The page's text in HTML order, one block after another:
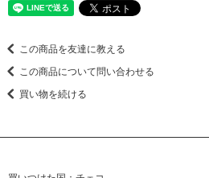
この商品を友達に教える
この商品について問い合わせる
買い物を続ける